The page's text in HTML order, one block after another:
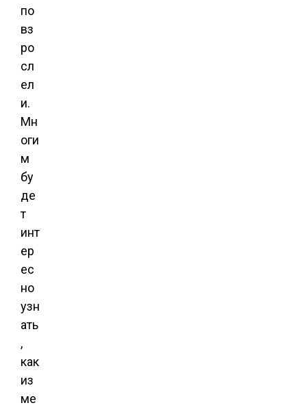
по
вз
ро
сл
ел
и.
Мн
оги
м
бу
де
т
инт
ер
ес
но
узн
ать
,
как
из
ме